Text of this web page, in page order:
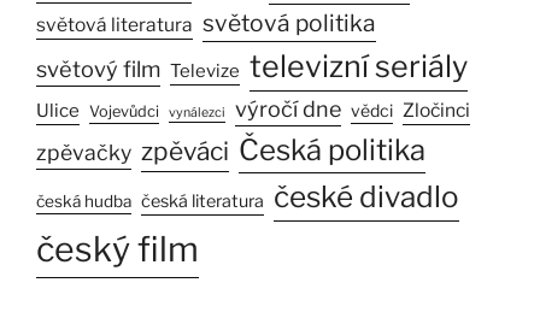
světová literatura světová politika
světový film Televize televizní seriály
Ulice Vojevůdci vynálezci výročí dne vědci Zločinci
zpěvačky zpěváci Česká politika
česká hudba česká literatura české divadlo
český film